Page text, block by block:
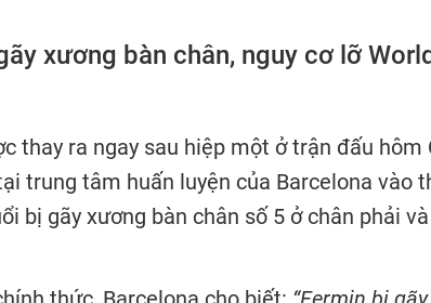
xương bàn chân, nguy cơ lỡ
thay ra ngay sau hiệp một ở trận đấu hôm
trung tâm huấn luyện của Barcelona vào
bị gãy xương bàn chân số 5 ở chân phải